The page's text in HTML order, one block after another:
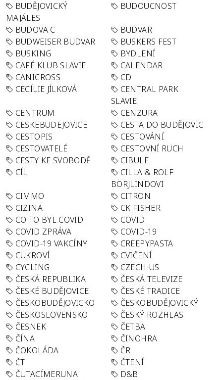
BUDĚJOVICKÝ
MAJÁLES
BUDOUCNOST
BUDOVA C
BUDVAR
BUDWEISER BUDVAR
BUSKERS FEST
BUSKING
BYDLENÍ
CAFÉ KLUB SLAVIE
CALENDAR
CANICROSS
CD
CECÍLIE JÍLKOVÁ
CENTRAL PARK
SLAVIE
CENTRUM
CENZURA
CESKEBUDEJOVICE
CESTA DO BUDĚJOVIC
CESTOPIS
CESTOVÁNÍ
CESTOVATELÉ
CESTOVNÍ RUCH
CESTY KE SVOBODĚ
CIBULE
CÍL
CILLA & ROLF
BÖRJLINDOVI
CIMMO
CITRON
CIZINA
CK FISHER
CO TO BYL COVID
COVID
COVID ZPRÁVA
COVID-19
COVID-19 VAKCÍNY
CREEPYPASTA
CUKROVÍ
CVIČENÍ
CYCLING
CZECH-US
ČESKÁ REPUBLIKA
ČESKÁ TELEVIZE
ČESKÉ BUDĚJOVICE
ČESKÉ TRADICE
ČESKOBUDĚJOVICKO
ČESKOBUDĚJOVICKÝ
ČESKOSLOVENSKO
ČESKÝ ROZHLAS
ČESNEK
ČETBA
ČÍNA
ČINOHRA
ČOKOLÁDA
ČR
ČT
ČTENÍ
ČUTACÍMERUNA
D&B